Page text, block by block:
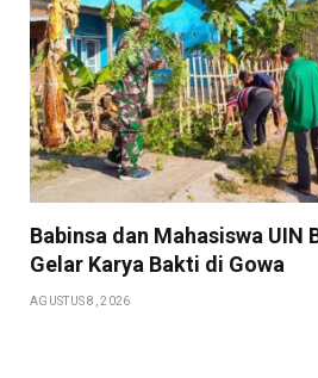
Babinsa dan Mahasiswa UIN
Gelar Karya Bakti di Gowa
AGUSTUS 8, 2026